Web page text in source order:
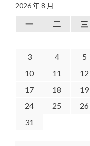
2026 年 8 月
一 二 三
3
4 5
10
11 12
17
18 19
24
25 26
31